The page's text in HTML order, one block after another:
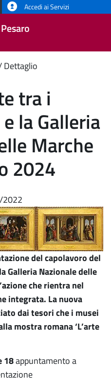
Accedi ai Servizi
Dettaglio
tra i
la Galleria
Marche
2024
del capolavoro del
Galleria Nazionale delle
che rientra nel
integrata. La nuova
dai tesori che i musei
mostra romana ‘L’arte
18appuntamento a